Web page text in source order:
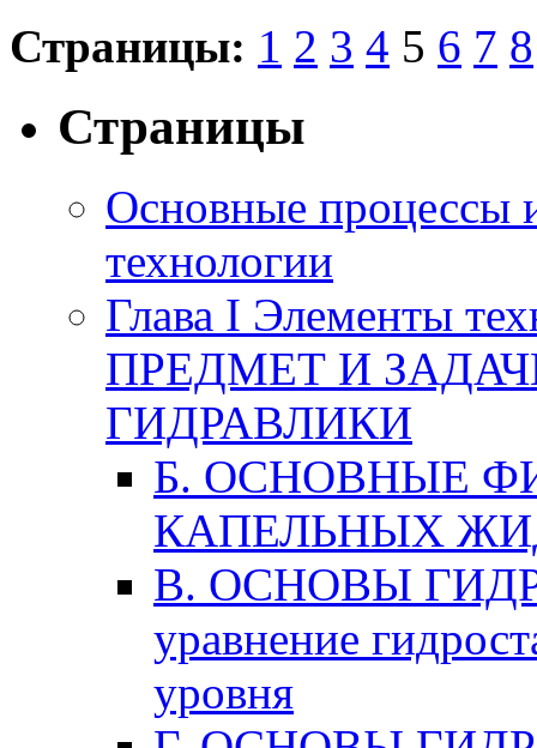
Страницы: 1 2 3 4 5 6 7 8
Страницы
Основные процессы
технологии
Глава I Элементы
ПРЕДМЕТ И
ГИДРАВЛИКИ
Б. ОСНОВНЫЕ
КАПЕЛЬНЫХ
В. ОСНОВЫ
уравнение
уровня